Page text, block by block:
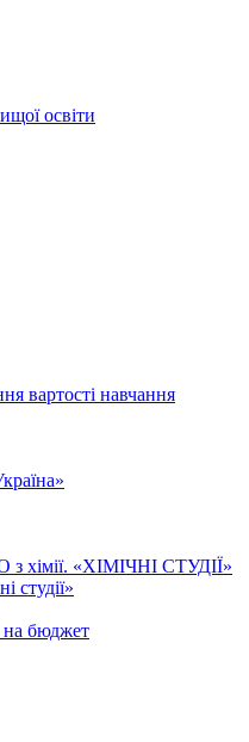
освіти
вартості навчання
з хімії. «ХІМІЧНІ СТУДІЇ»
студії»
на бюджет